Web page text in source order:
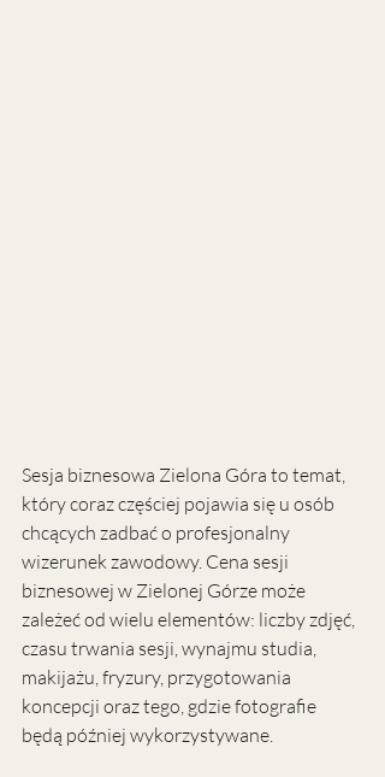
Sesja biznesowa Zielona Góra to temat,
który coraz częściej pojawia się u osób
chcących zadbać o profesjonalny
wizerunek zawodowy. Cena sesji
biznesowej w Zielonej Górze może
zależeć od wielu elementów: liczby zdjęć,
czasu trwania sesji, wynajmu studia,
makijażu, fryzury, przygotowania
koncepcji oraz tego, gdzie fotografie
będą później wykorzystywane.